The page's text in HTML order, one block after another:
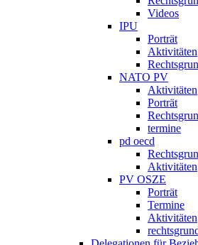
Videos
IPU
Porträt
Aktivitäten
NATO PV
Aktivitäten
Porträt
termine
pd oecd
Aktivitäten
PV OSZE
Porträt
Termine
Aktivitäten